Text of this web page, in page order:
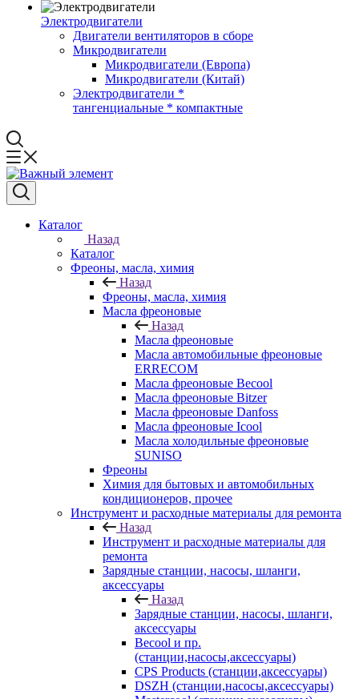
Электродвигатели
Двигатели вентиляторов в сборе
Микродвигатели
Микродвигатели (Европа)
Микродвигатели (Китай)
Электродвигатели *
тангенциальные * компактные
Каталог
Назад
Каталог
Фреоны, масла, химия
Назад
Фреоны, масла, химия
Масла фреоновые
Назад
Масла фреоновые
Масла автомобильные фреоновые
ERRECOM
Масла фреоновые Becool
Масла фреоновые Bitzer
Масла фреоновые Danfoss
Масла фреоновые Icool
Масла холодильные фреоновые
SUNISO
Фреоны
Химия для бытовых и автомобильных
кондиционеров, прочее
Инструмент и расходные материалы для ремонта
Назад
Инструмент и расходные материалы для
ремонта
Зарядные станции, насосы, шланги,
аксессуары
Назад
Зарядные станции, насосы, шланги,
аксессуары
Becool и пр.
(станции,насосы,аксессуары)
CPS Products (станции,аксессуары)
DSZH (станции,насосы,аксессуары)